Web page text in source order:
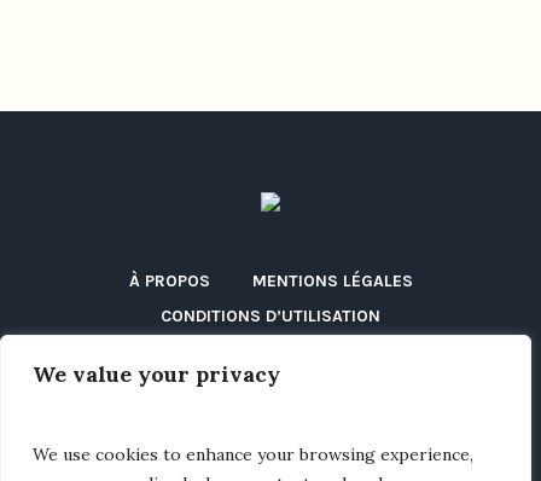
We value your privacy
We use cookies to enhance your browsing experience,
À PROPOS
MENTIONS LÉGALES
CONDITIONS D’UTILISATION
POLITIQUE DE COOKIES (UE)
BLOG
CONTACT